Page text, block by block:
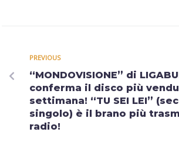
PREVIOUS
“MONDOVISIONE” di
conferma il disco più
settimana! “TU SEI LEI”
singolo) è il brano più
radio!